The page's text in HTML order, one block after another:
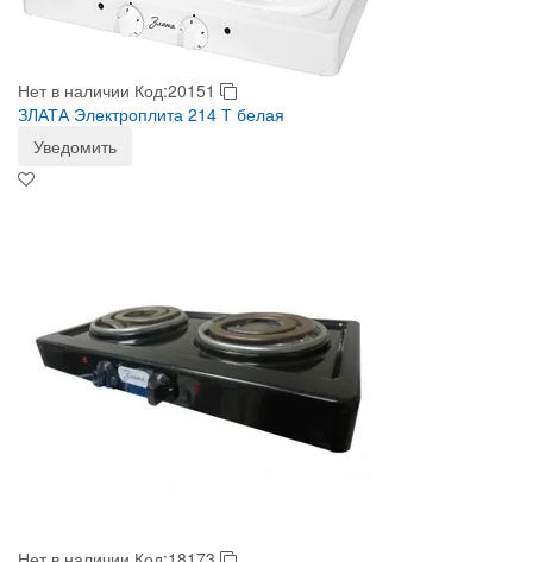
Нет в наличии Код:20151
ЗЛАТА Электроплита 214 Т белая
Уведомить